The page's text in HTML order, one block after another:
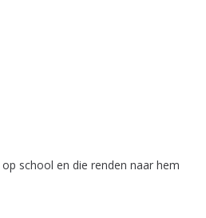
op school en die renden naar hem